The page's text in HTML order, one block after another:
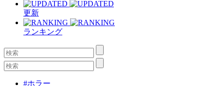
更新
ランキング
#ホラー